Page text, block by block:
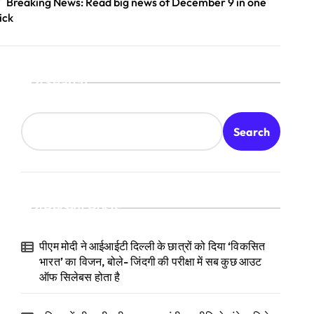
Search
Search
Recent Posts
पीएम मोदी ने आईआईटी दिल्ली के छात्रों को दिया ‘विकसित
भारत’ का विजन, बोले- जिंदगी की परीक्षा में सब कुछ आउट
ऑफ सिलेबस होता है